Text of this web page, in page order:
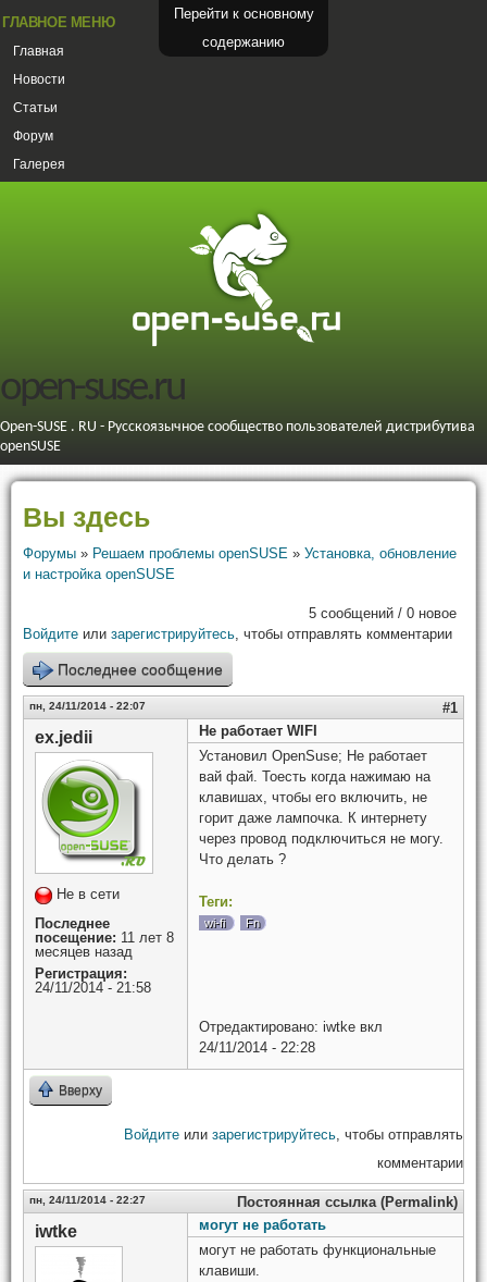
Перейти к основному
содержанию
ГЛАВНОЕ МЕНЮ
Главная
Новости
Статьи
Форум
Галерея
open-suse.ru
Open-SUSE . RU - Русскоязычное сообщество пользователей дистрибутива
openSUSE
Вы здесь
Форумы » Решаем проблемы openSUSE » Установка, обновление
и настройка openSUSE
5 сообщений / 0 новое
Войдите или зарегистрируйтесь, чтобы отправлять комментарии
Последнее сообщение
пн, 24/11/2014 - 22:07 #1
ex.jedii
Не в сети
Последнее
посещение: 11 лет 8
месяцев назад
Регистрация:
24/11/2014 - 21:58
Не работает WIFI
Установил OpenSuse; Не работает
вай фай. Тоесть когда нажимаю на
клавишах, чтобы его включить, не
горит даже лампочка. К интернету
через провод подключиться не могу.
Что делать ?
Теги:
wi-fi Fn
Отредактировано: iwtke вкл
24/11/2014 - 22:28
Вверху
Войдите или зарегистрируйтесь, чтобы отправлять
комментарии
пн, 24/11/2014 - 22:27 Постоянная ссылка (Permalink)
iwtke
могут не работать
могут не работать функциональные
клавиши.